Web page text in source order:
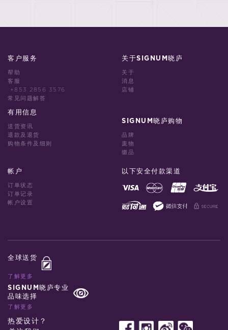
客户服务
帮助
客服
+853 2856 3576
常见问题解答
有用信息
送货资讯
退款及退货
购物条件及细则
关于SIGNUM晓庐
关于
消息
店铺
SIGNUM晓庐购物
品牌
庞物
缀品
帐户
订单状态
订单记录
帐户设置
以下安全付款渠道
全球送货
了解更多
SIGNUM晓庐专业
品味选择
了解更多
热爱设计？